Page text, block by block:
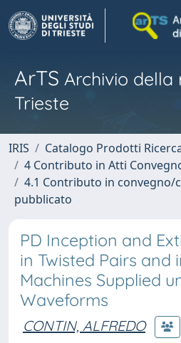
ArTS Archivio della
Trieste
IRIS
Catalogo Prodotti
4 Contributo in Atti
4.1 Contributo in convegno/
pubblicato
PD Inception and
in Twisted Pairs and
Machines Supplied
Waveforms
CONTIN, ALFREDO